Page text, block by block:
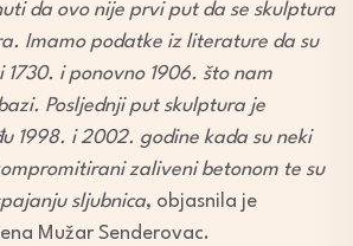
da ovo nije prvi put da se skulptura
Imamo podatke iz literature da su
1730. i ponovno 1906. što nam
Posljednji put skulptura je
1998. i 2002. godine kada su neki
zaliveni betonom te su
sljubnica, objasnila je
Mužar Senderovac.